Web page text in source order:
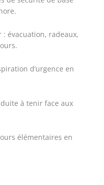
évacuation, radeaux,
d’urgence en
à tenir face aux
élémentaires en